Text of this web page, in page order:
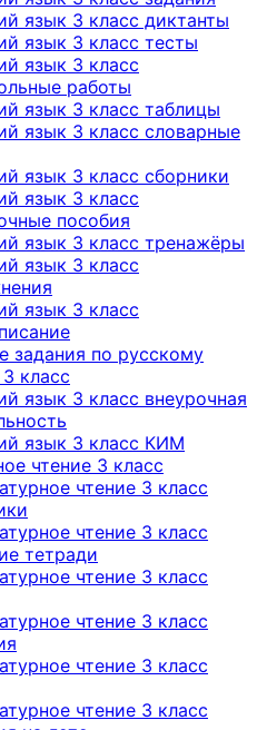
язык 3 класс диктанты
язык 3 класс тесты
язык 3 класс
работы
язык 3 класс таблицы
язык 3 класс словарные
язык 3 класс сборники
язык 3 класс
пособия
язык 3 класс тренажёры
язык 3 класс
язык 3 класс
задания по русскому
класс
язык 3 класс внеурочная
язык 3 класс КИМ
чтение 3 класс
чтение 3 класс
чтение 3 класс
тетради
чтение 3 класс
чтение 3 класс
чтение 3 класс
чтение 3 класс